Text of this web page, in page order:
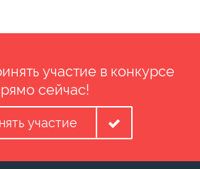
участие в конкурсе
сейчас!
участие